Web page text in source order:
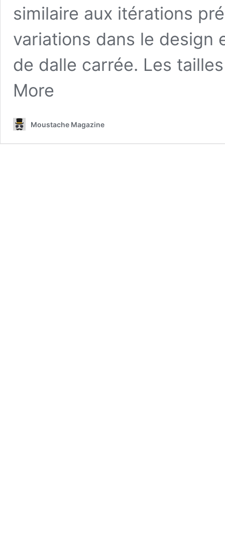
similaire aux itérations
variations dans le
de dalle carrée. Les
More
Moustache Magazine